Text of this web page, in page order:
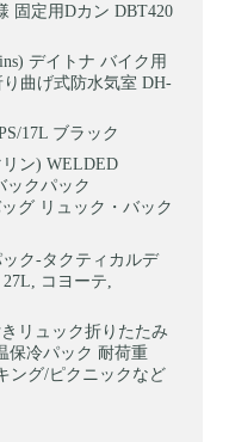
固定用Dカン DBT420
デイトナ バイク用
曲げ式防水気室 DH-
17L ブラック
ン) WELDED
ックパック
グ リュック・バック
ック-タクティカルデ
コヨーテ,
リュック折りたたみ
保冷パック 耐荷重
ング/ピクニックなど